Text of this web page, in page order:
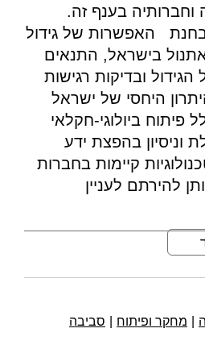
וחברותיה בענף זה.
האפשרות של גידול
בישראל, התנאים
ובדיקות רגישות
היחסי של ישראל
פיתוח ביולוגי-חקלאי
וניסיון בהפצת ידע
קיימות בחברות
להירתם לעניין
מחקר ופיתוח סביבה